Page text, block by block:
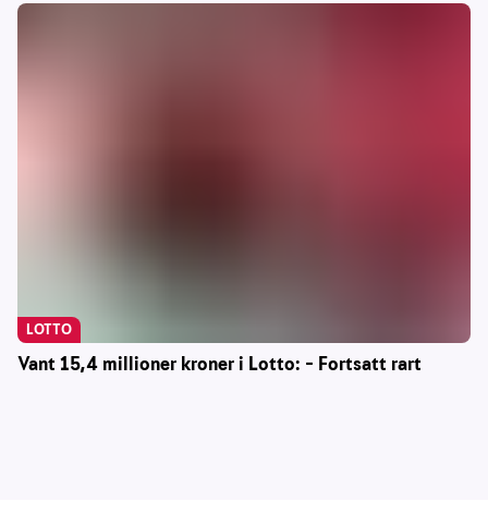
Vant 15,4 millioner kroner i Lotto: – Fortsatt rart
LOTTO